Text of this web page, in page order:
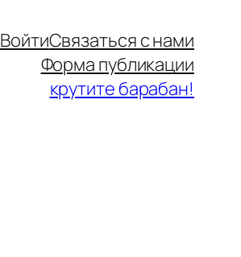
ВойтиСвязаться с нами
Форма публикации
крутите барабан!